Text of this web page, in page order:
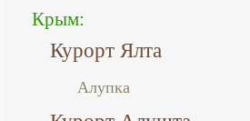
Крым:
Курорт Ялта
Алупка